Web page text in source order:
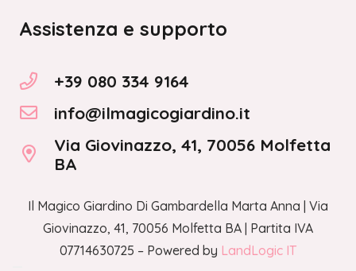
Assistenza e supporto
+39 080 334 9164
info@ilmagicogiardino.it
Via Giovinazzo, 41, 70056 Molfetta
BA
Il Magico Giardino Di Gambardella Marta Anna | Via
Giovinazzo, 41, 70056 Molfetta BA | Partita IVA
07714630725 – Powered by LandLogic IT